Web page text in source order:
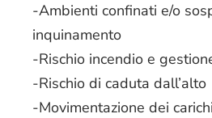
-Ambienti confinati e/o
inquinamento
-Rischio incendio e
-Rischio di caduta dall’alto
-Movimentazione dei carichi